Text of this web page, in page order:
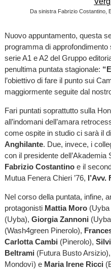
Da sinistra Fabrizio Costantino,
Nuovo appuntamento, questa
programma di
serie A1 e A2 del Gruppo
penultima puntata stagionale:
l’obiettivo di fare il punto sui
maggiormente seguite dal
Fari puntati soprattutto sulla
all’indomani dell’amara
come ospite in studio ci sarà il
Anghilante. Due, invece, i
con il presidente dell’Akademia
Fabrizio Costantinoe il
Mutua Fenera Chieri ’76, l’Avv.
Nel corso della puntata, infine,
protagonisti Mattia Moro
(Uyba), Giorgia Zannoni
(Wash4green Pinerolo),
Carlotta Cambi (Pinerolo),
Beltrami (Futura Busto Arsizio),
Mondovì) e Maria Irene Ricci